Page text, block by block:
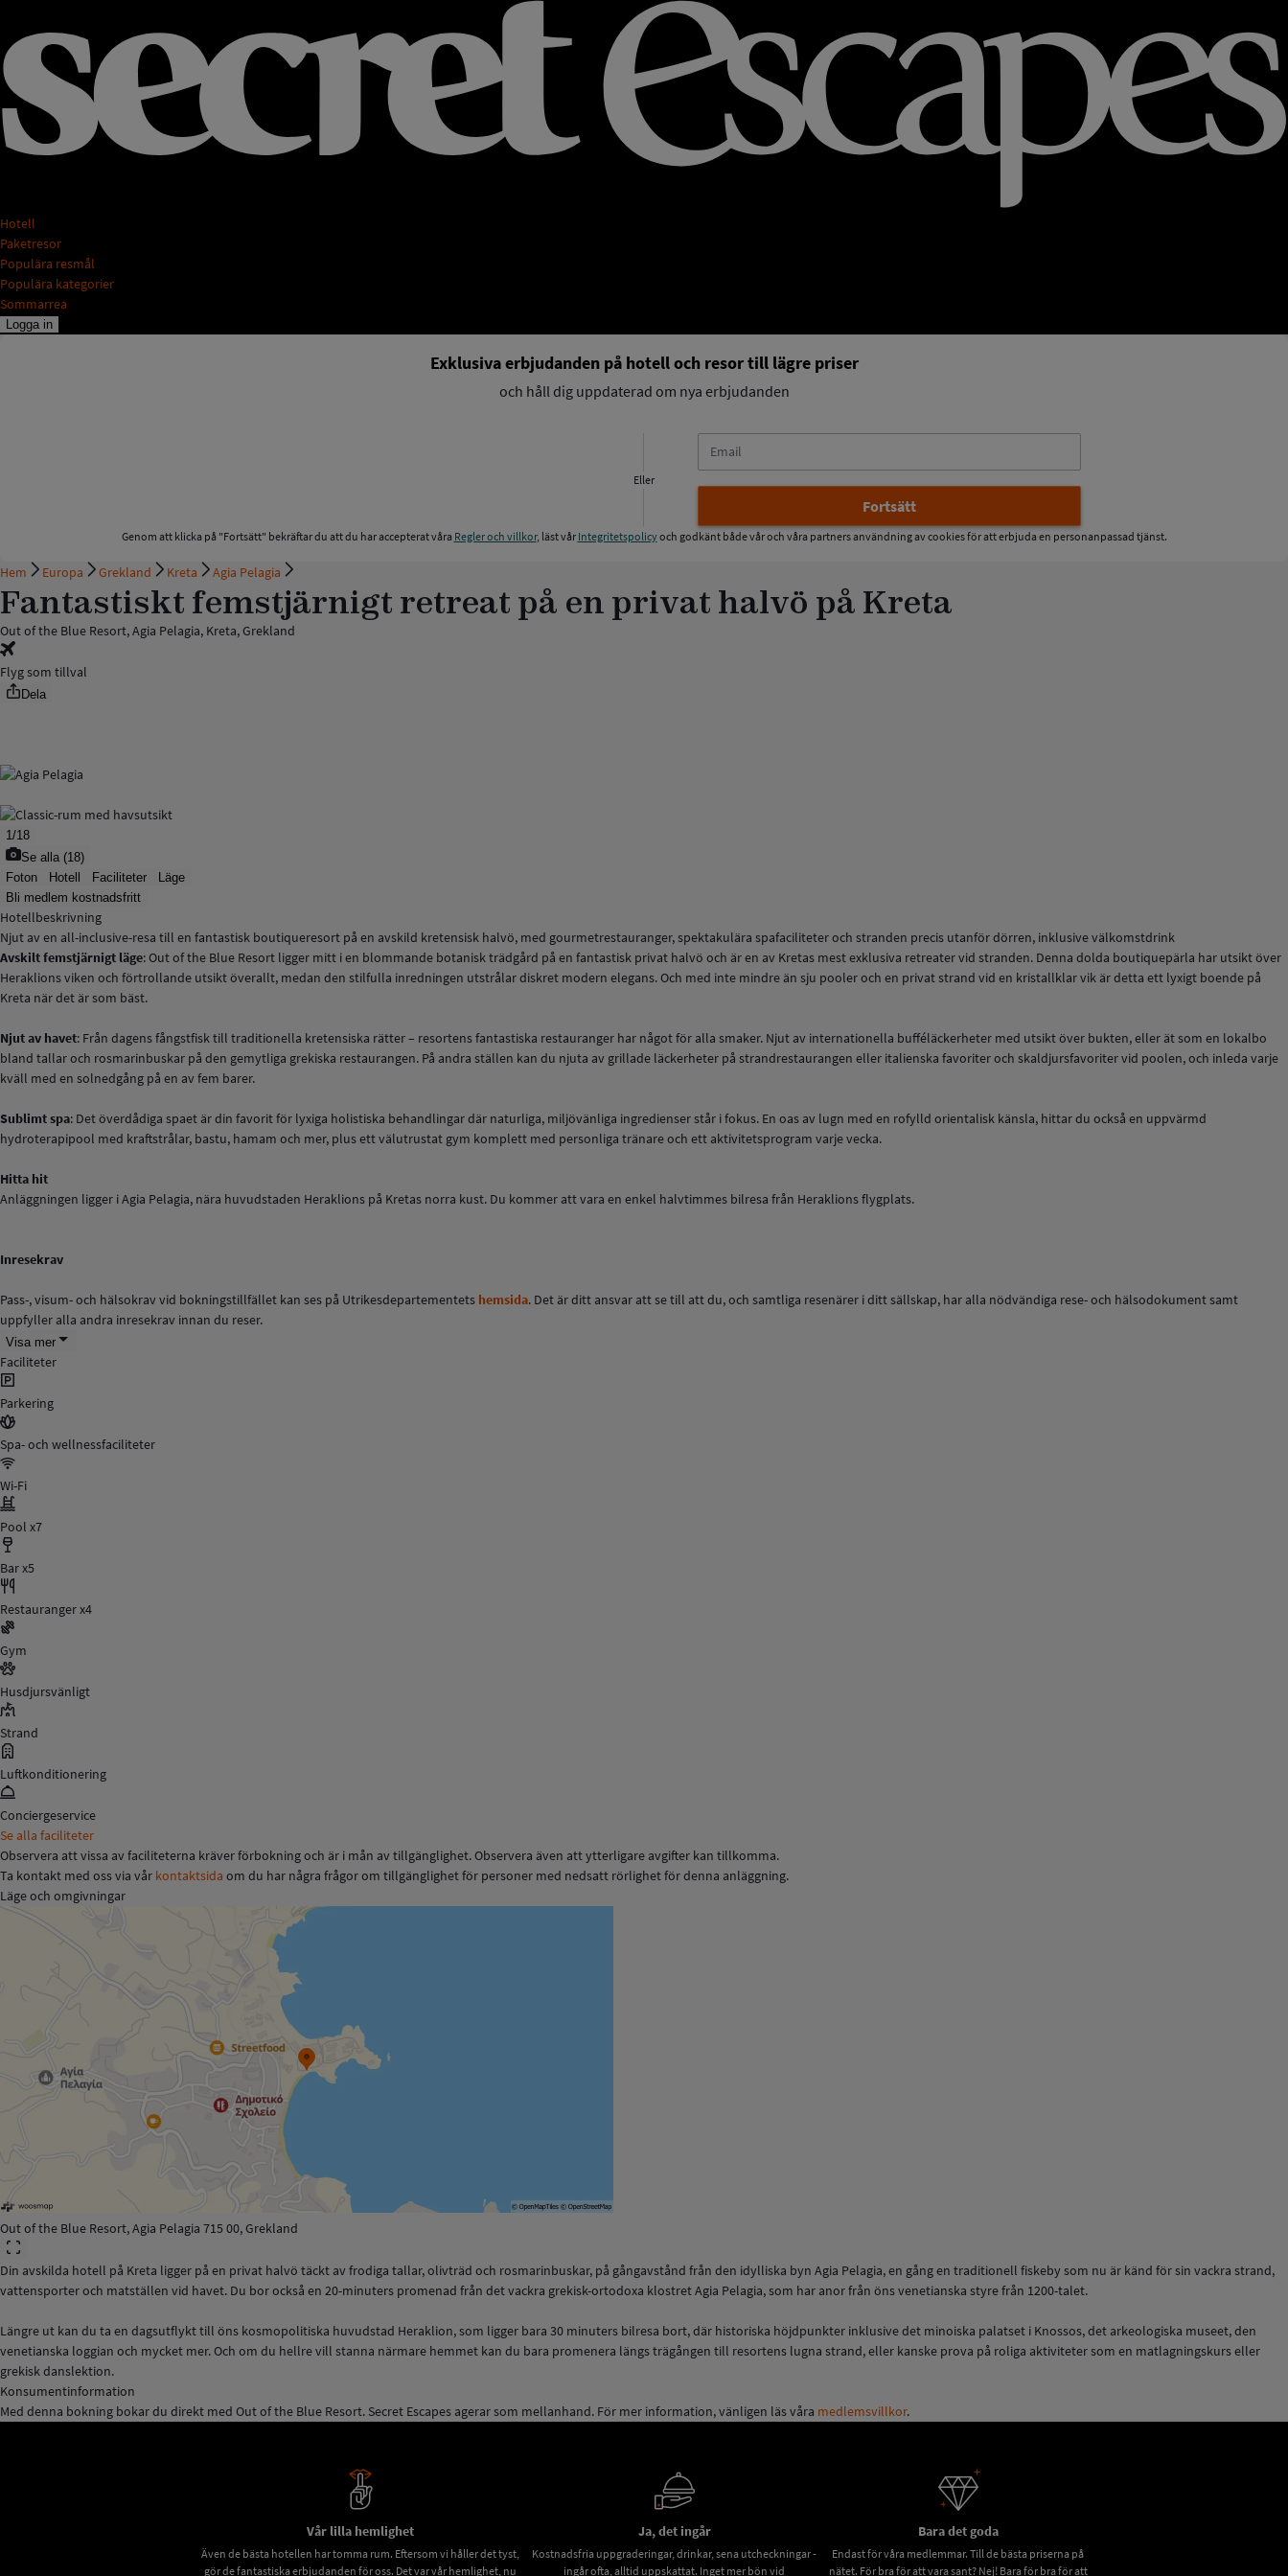
Hotell
Paketresor
Populära resmål
Populära kategorier
Sommarrea
Logga in
Exklusiva erbjudanden på hotell och resor till lägre priser
och håll dig uppdaterad om nya erbjudanden
postadress
Eller
Genom att klicka på "Fortsätt" bekräftar du att du har accepterat våra Regler och villkor, läst vår Integritetspolicyoch godkänt både vår och våra partners användning av cookies för att erbjuda en personanpassad tjänst.
Hem Europa Grekland Kreta Agia Pelagia
Fantastiskt femstjärnigt retreat på en privat halvö på Kreta
Out of the Blue Resort, Agia Pelagia, Kreta, Grekland
Flyg som tillval
Dela
1/18
Se alla (18)
Foton
Hotell Faciliteter
Läge
Bli medlem kostnadsfritt
Hotellbeskrivning
Njut av en all-inclusive-resa till en fantastisk boutiqueresort på en avskild kretensisk halvö, med gourmetrestauranger, spektakulära spafaciliteter och stranden precis utanför dörren, inklusive välkomstdrink
Avskilt femstjärnigt läge: Out of the Blue Resort ligger mitt i en blommande botanisk trädgård på en fantastisk privat halvö och är en av Kretas mest exklusiva retreater vid stranden. Denna dolda boutiquepärla har utsikt över
Heraklions viken och förtrollande utsikt överallt, medan den stilfulla inredningen utstrålar diskret modern elegans. Och med inte mindre än sju pooler och en privat strand vid en kristallklar vik är detta ett lyxigt boende på
Kreta när det är som bäst.
Njut av havet: Från dagens fångstfisk till traditionella kretensiska rätter – resortens fantastiska restauranger har något för alla smaker. Njut av internationella bufféläckerheter med utsikt över bukten, eller ät som en lokalbo
bland tallar och rosmarinbuskar på den gemytliga grekiska restaurangen. På andra ställen kan du njuta av grillade läckerheter på strandrestaurangen eller italienska favoriter och skaldjursfavoriter vid poolen, och inleda varje
kväll med en solnedgång på en av fem barer.
Sublimt spa: Det överdådiga spaet är din favorit för lyxiga holistiska behandlingar där naturliga, miljövänliga ingredienser står i fokus. En oas av lugn med en rofylld orientalisk känsla, hittar du också en uppvärmd
hydroterapipool med kraftstrålar, bastu, hamam och mer, plus ett välutrustat gym komplett med personliga tränare och ett aktivitetsprogram varje vecka.
Hitta hit
Anläggningen ligger i Agia Pelagia, nära huvudstaden Heraklions på Kretas norra kust. Du kommer att vara en enkel halvtimmes bilresa från Heraklions flygplats.
Inresekrav
Pass-, visum- och hälsokrav vid bokningstillfället kan ses på Utrikesdepartementets hemsida. Det är ditt ansvar att se till att du, och samtliga resenärer i ditt sällskap, har alla nödvändiga rese- och hälsodokument samt
uppfyller alla andra inresekrav innan du reser.
Visa mer
Faciliteter
Parkering
Spa- och wellnessfaciliteter
Wi-Fi
Pool x7
Bar x5
Restauranger x4
Gym
Husdjursvänligt
Strand
Luftkonditionering
Conciergeservice
Se alla faciliteter
Observera att vissa av faciliteterna kräver förbokning och är i mån av tillgänglighet. Observera även att ytterligare avgifter kan tillkomma.
Ta kontakt med oss via vår kontaktsida om du har några frågor om tillgänglighet för personer med nedsatt rörlighet för denna anläggning.
Läge och omgivningar
Out of the Blue Resort, Agia Pelagia 715 00, Grekland
Din avskilda hotell på Kreta ligger på en privat halvö täckt av frodiga tallar, olivträd och rosmarinbuskar, på gångavstånd från den idylliska byn Agia Pelagia, en gång en traditionell fiskeby som nu är känd för sin vackra strand,
vattensporter och matställen vid havet. Du bor också en 20-minuters promenad från det vackra grekisk-ortodoxa klostret Agia Pelagia, som har anor från öns venetianska styre från 1200-talet.
Längre ut kan du ta en dagsutflykt till öns kosmopolitiska huvudstad Heraklion, som ligger bara 30 minuters bilresa bort, där historiska höjdpunkter inklusive det minoiska palatset i Knossos, det arkeologiska museet, den
venetianska loggian och mycket mer. Och om du hellre vill stanna närmare hemmet kan du bara promenera längs trägången till resortens lugna strand, eller kanske prova på roliga aktiviteter som en matlagningskurs eller
grekisk danslektion.
Konsumentinformation
Med denna bokning bokar du direkt med Out of the Blue Resort. Secret Escapes agerar som mellanhand. För mer information, vänligen läs våra medlemsvillkor.
Vår lilla hemlighet
Även de bästa hotellen har tomma rum. Eftersom vi håller det tyst,
gör de fantastiska erbjudanden för oss. Det var vår hemlighet, nu
Ja, det ingår
Kostnadsfria uppgraderingar, drinkar, sena utcheckningar -
ingår ofta, alltid uppskattat. Inget mer bön vid
Bara det goda
Endast för våra medlemmar. Till de bästa priserna på
nätet. För bra för att vara sant? Nej! Bara för bra för att